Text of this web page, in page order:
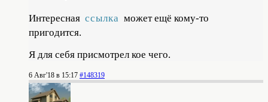
Интересная ссылка может ещё кому-то
пригодится.
Я для себя присмотрел кое чего.
6 Авг'18 в 15:17 #148319